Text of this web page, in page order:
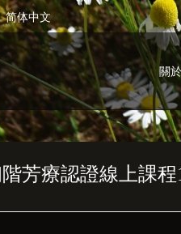
简体中文
關
芳療認證線上課